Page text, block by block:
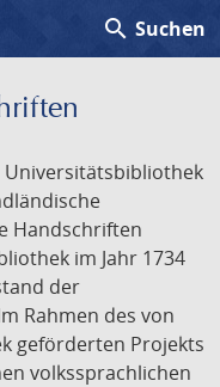
search Suchen
Universitätsbibliothek
Handschriften
im Jahr 1734
der
Rahmen des von
geförderten Projekts
volkssprachlichen